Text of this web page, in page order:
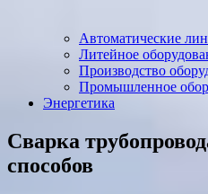
Автоматические
Литейное
Производство
Промышленное
Энергетика
Сварка
способов